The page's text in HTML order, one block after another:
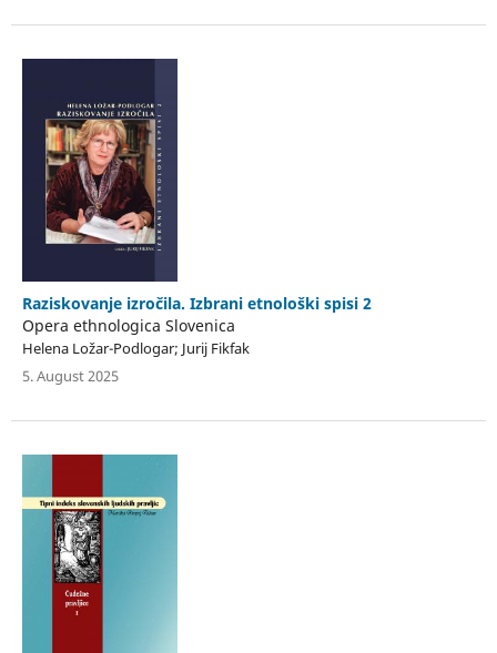
Raziskovanje izročila. Izbrani etnološki spisi 2
Opera ethnologica Slovenica
Helena Ložar-Podlogar; Jurij Fikfak
5. August 2025